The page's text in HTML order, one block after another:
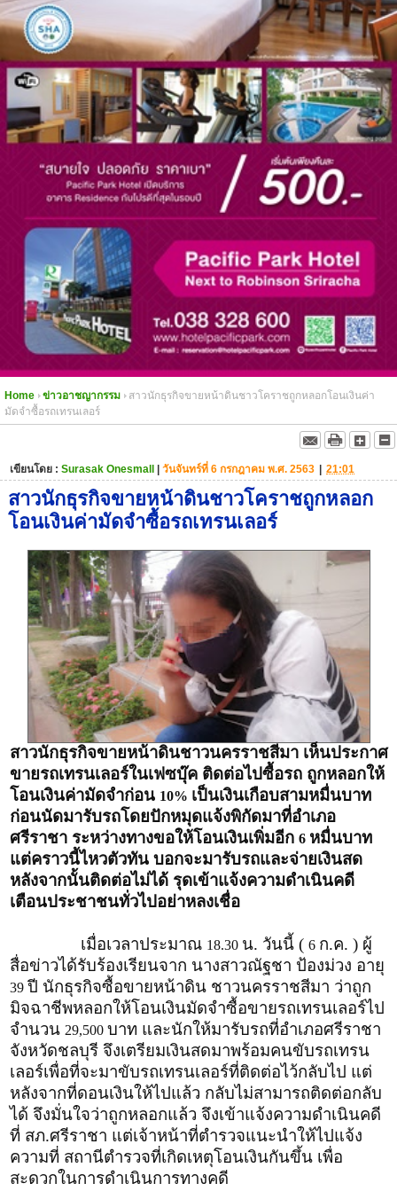
Home ข่าวอาชญากรรม
สาวนักธุรกิจขายหน้าดินชาวโคราชถูกหลอกโอนเงินค่า
มัดจำซื้อรถเทรนเลอร์
เขียนโดย : Surasak Onesmall | วันจันทร์ที่ 6 กรกฎาคม พ.ศ. 2563 | 21:01
สาวนักธุรกิจขายหน้าดินชาวโคราชถูกหลอก
โอนเงินค่ามัดจำซื้อรถเทรนเลอร์
สาวนักธุรกิจขายหน้าดินชาวนครราชสีมา เห็นประกาศ
ขายรถเทรนเลอร์ในเฟซบุ๊ค ติดต่อไปซื้อรถ ถูกหลอกให้
โอนเงินค่ามัดจำก่อน 10% เป็นเงินเกือบสามหมื่นบาท
ก่อนนัดมารับรถโดยปักหมุดแจ้งพิกัดมาที่อำเภอ
ศรีราชา ระหว่างทางขอให้โอนเงินเพิ่มอีก 6 หมื่นบาท
แต่คราวนี้ไหวตัวทัน บอกจะมารับรถและจ่ายเงินสด
หลังจากนั้นติดต่อไม่ได้ รุดเข้าแจ้งความดำเนินคดี
เตือนประชาชนทั่วไปอย่าหลงเชื่อ
เมื่อเวลาประมาณ 18.30 น. วันนี้ ( 6 ก.ค. ) ผู้
สื่อข่าวได้รับร้องเรียนจาก นางสาวณัฐชา ป้องม่วง อายุ
39 ปี นักธุรกิจซื้อขายหน้าดิน ชาวนครราชสีมา ว่าถูก
มิจฉาชีพหลอกให้โอนเงินมัดจำซื้อขายรถเทรนเลอร์ไป
จำนวน 29,500 บาท และนักให้มารับรถที่อำเภอศรีราชา
จังหวัดชลบุรี จึงเตรียมเงินสดมาพร้อมคนขับรถเทรน
เลอร์เพื่อที่จะมาขับรถเทรนเลอร์ที่ติดต่อไว้กลับไป แต่
หลังจากที่ดอนเงินให้ไปแล้ว กลับไม่สามารถติดต่อกลับ
ได้ จึงมั่นใจว่าถูกหลอกแล้ว จึงเข้าแจ้งความดำเนินคดี
ที่ สภ.ศรีราชา แต่เจ้าหน้าที่ตำรวจแนะนำให้ไปแจ้ง
ความที่ สถานีตำรวจที่เกิดเหตุโอนเงินกันขึ้น เพื่อ
สะดวกในการดำเนินการทางคดี